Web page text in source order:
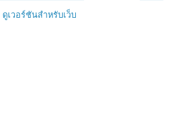
ดูเวอร์ชันสำหรับเว็บ